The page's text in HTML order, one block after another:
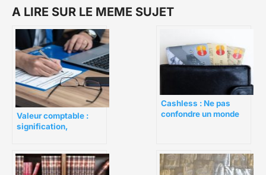
A LIRE SUR LE MEME SUJET
Valeur comptable :
signification,
Cashless : Ne pas
confondre un monde